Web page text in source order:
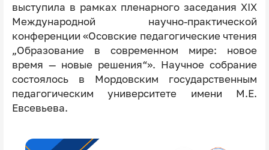
выступила в рамках пленарного заседания ХIX
Международной научно-практической
конференции «Осовские педагогические чтения
„Образование в современном мире: новое
время — новые решения“». Научное собрание
состоялось в Мордовским государственным
педагогическим университете имени М.Е.
Евсевьева.